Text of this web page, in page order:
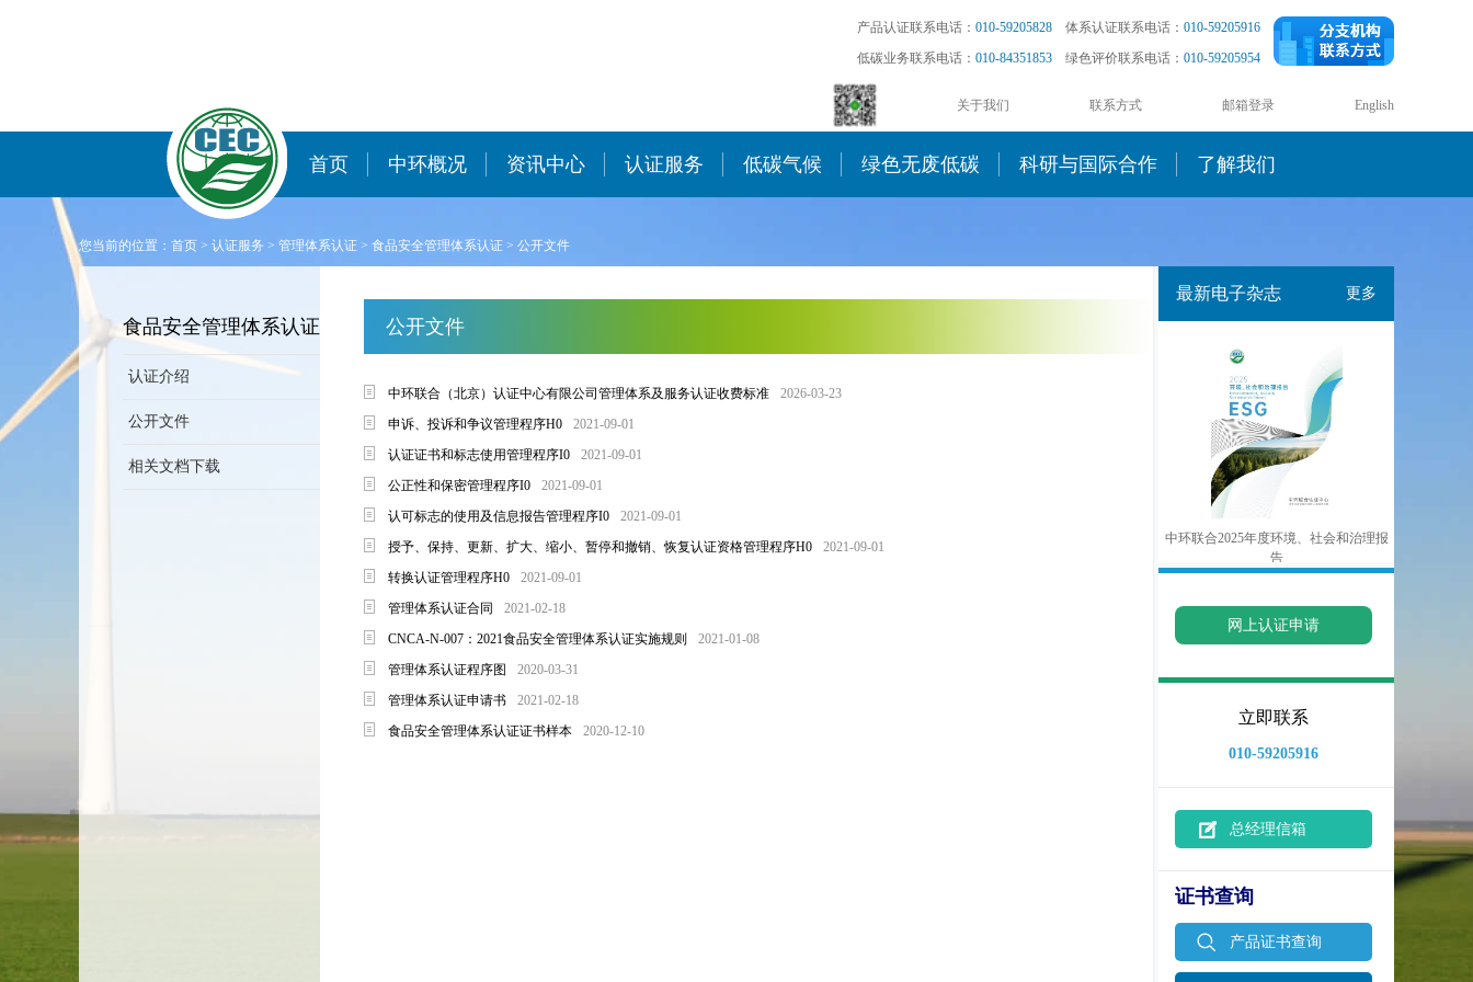
产品认证联系电话： 010-59205828 体系认证联系电话： 010-59205916
低碳业务联系电话： 010-84351853 绿色评价联系电话： 010-59205954
English
邮箱登录
联系方式
关于我们
首页 中环概况 资讯中心 认证服务 低碳气候 绿色无废低碳 科研与国际合作 了解我们
您当前的位置： 首页 > 认证服务 > 管理体系认证 > 食品安全管理体系认证 > 公开文件
食品安全管理体系认证
认证介绍
公开文件
相关文档下载
最新电子杂志 更多
中环联合2025年度环境、社会和治理报
告
网上认证申请
立即联系
010-59205916
总经理信箱
证书查询
产品证书查询
公开文件
中环联合（北京）认证中心有限公司管理体系及服务认证收费标准
2026-03-23
申诉、投诉和争议管理程序H0
2021-09-01
认证证书和标志使用管理程序I0
2021-09-01
公正性和保密管理程序I0
2021-09-01
认可标志的使用及信息报告管理程序I0
2021-09-01
授予、保持、更新、扩大、缩小、暂停和撤销、恢复认证资格管理程序H0
2021-09-01
转换认证管理程序H0
2021-09-01
管理体系认证合同
2021-02-18
CNCA-N-007：2021食品安全管理体系认证实施规则
2021-01-08
管理体系认证程序图
2020-03-31
管理体系认证申请书
2021-02-18
食品安全管理体系认证证书样本
2020-12-10